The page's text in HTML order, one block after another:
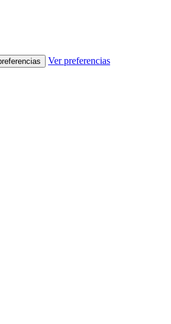
Ver preferencias